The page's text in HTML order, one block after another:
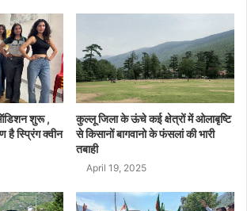
शुरू ,
है स्प्रिंग क्वीन
कुल्लू जिला के ऊंचे कई क्षेत्रों में ओलाबृष्टि
से किसानों बागवानो के फंसलां की भारी
तबाही
April 19, 2025